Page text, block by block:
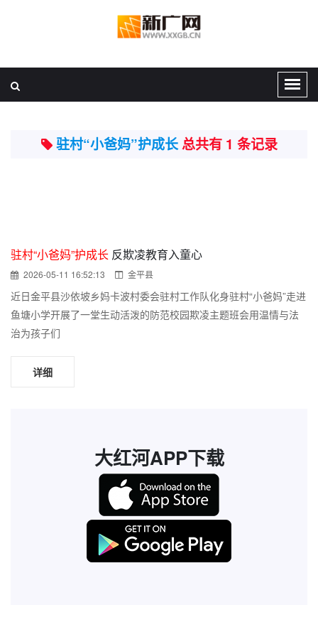
驻村“小爸妈”护成长总共有 1 条记录
驻村“小爸妈”护成长 反欺凌教育入童心
2026-05-11 16:52:13 金平县
近日金平县沙依坡乡妈卡波村委会驻村工作队化身驻村“小爸妈”走进
鱼塘小学开展了一堂生动活泼的防范校园欺凌主题班会用温情与法
治为孩子们
详细
大红河APP下载